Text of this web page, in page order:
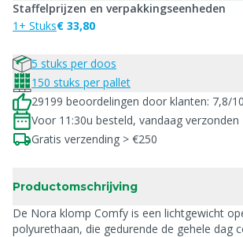
Staffelprijzen en verpakkingseenheden
1+ Stuks€ 33,80
5 stuks per doos
150 stuks per pallet
29199 beoordelingen door klanten: 7,8/10
Voor 11:30u besteld, vandaag verzonden
Gratis verzending > €250
Productomschrijving
De Nora klomp Comfy is een lichtgewicht
polyurethaan, die gedurende de gehele dag